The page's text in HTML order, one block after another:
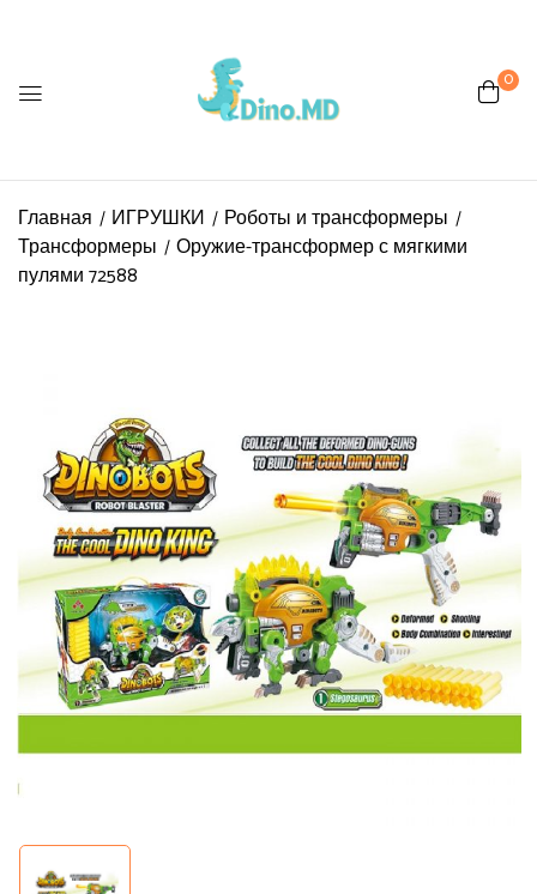
0
Главная ИГРУШКИ
Роботы и трансформеры
Трансформеры
Оружие-трансформер с мягкими
пулями 72588